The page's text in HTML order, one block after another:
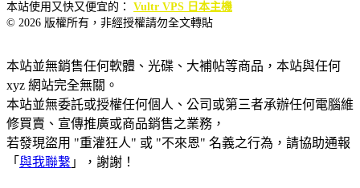
本站使用又快又便宜的： Vultr VPS 日本主機
© 2026 版權所有，非經授權請勿全文轉貼
本站並無銷售任何軟體、光碟、大補帖等商品，本站與任何
xyz 網站完全無關。
本站並無委託或授權任何個人、公司或第三者承辦任何電腦維
修買賣、宣傳推廣或商品銷售之業務，
若發現盜用 "重灌狂人" 或 "不來恩" 名義之行為，請協助通報
「 與我聯繫 」，謝謝！